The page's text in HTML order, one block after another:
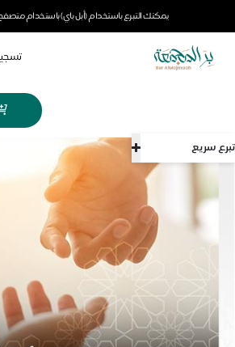
يمكنك التبرع باستخدام (أبل باي) باستخدام
تبرع سريع